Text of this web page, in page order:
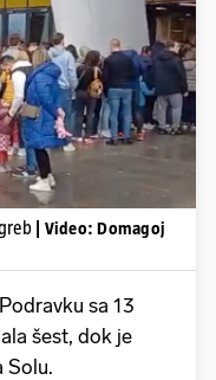
| Video: Domagoj
sa 13
šest, dok je
Solu.